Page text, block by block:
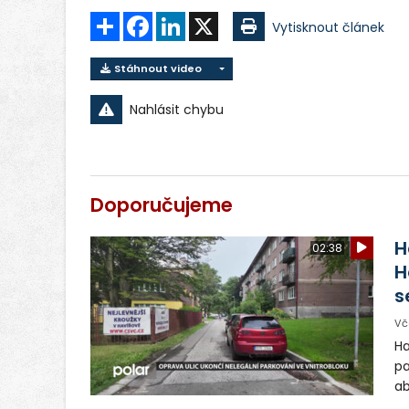
Sdílet FacebookLinkedIn Vytisknout článek
Stáhnout video
Nahlásit chybu
Doporučujeme
02:38